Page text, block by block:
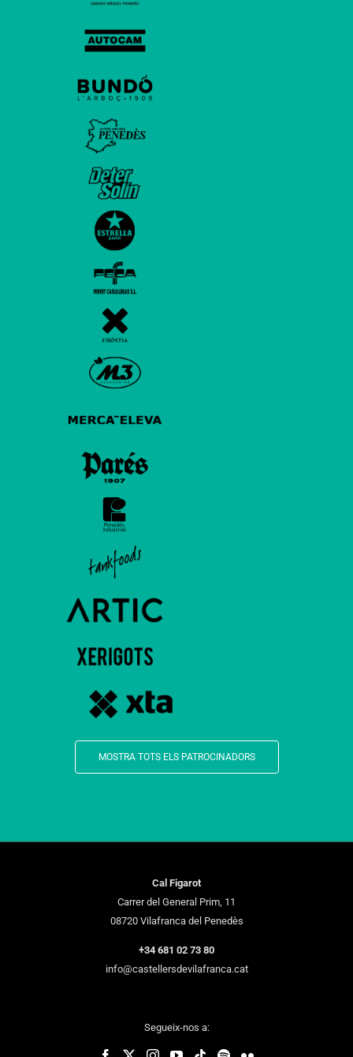
MOSTRA TOTS ELS PATROCINADORS
Cal Figarot
Carrer del General Prim, 11
08720 Vilafranca del Penedès
+34 681 02 73 80
info@castellersdevilafranca.cat
Segueix-nos a: